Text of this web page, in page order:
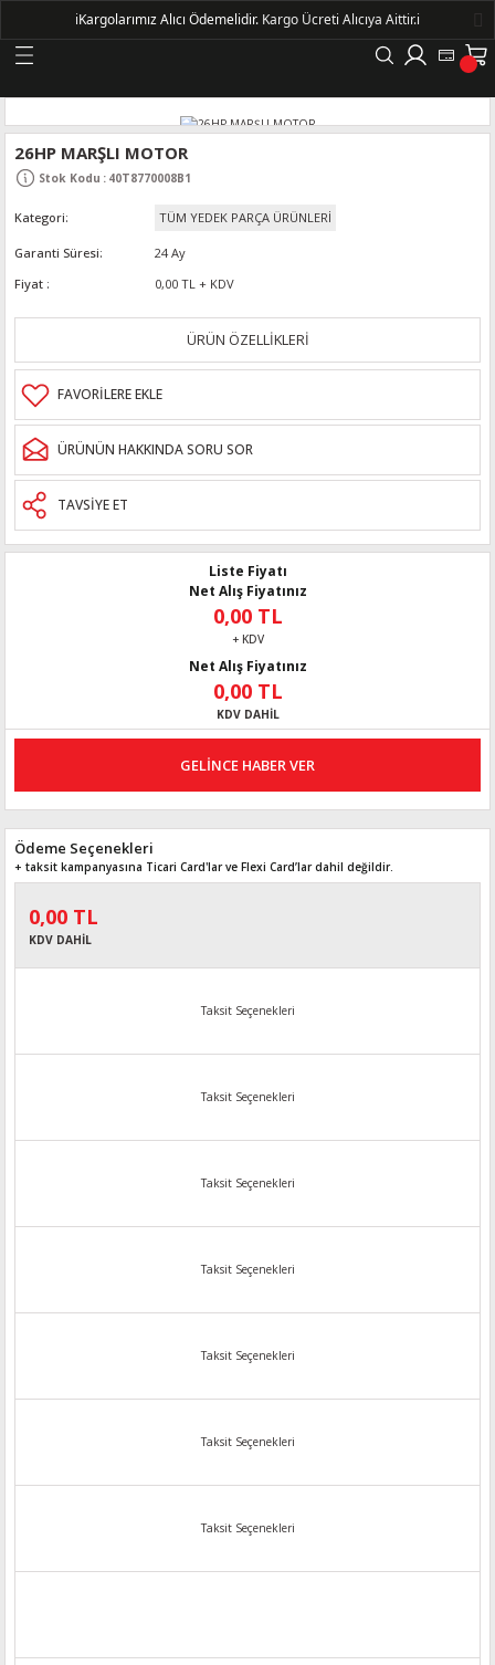
Geri Dön
26HP MARŞLI MOTOR
Stok Kodu : 40T8770008B1
Kategori TÜM YEDEK PARÇA ÜRÜNLERİ
Garanti Süresi
24 Ay
Fiyat
0,00 TL + KDV
ÜRÜN ÖZELLİKLERİ
ÜRÜNÜN HAKKINDA SORU SOR
TAVSİYE ET
Liste Fiyatı
Net Alış Fiyatınız
0,00 TL
+ KDV
Net Alış Fiyatınız
0,00 TL
KDV DAHİL
GELİNCE HABER VER
Ödeme Seçenekleri
+ taksit kampanyasına Ticari Card'lar ve Flexi Card’lar dahil değildir.
0,00 TL
KDV DAHİL
Taksit Seçenekleri
Taksit Seçenekleri
Taksit Seçenekleri
Taksit Seçenekleri
Taksit Seçenekleri
Taksit Seçenekleri
Taksit Seçenekleri
ℹ️Kargolarımız Alıcı Ödemelidir. Kargo Ücreti Alıcıya Aittir.ℹ️